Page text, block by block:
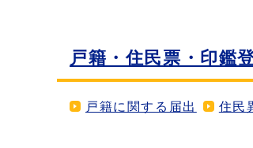
戸籍・住民票・印鑑
戸籍に関する届出 住民